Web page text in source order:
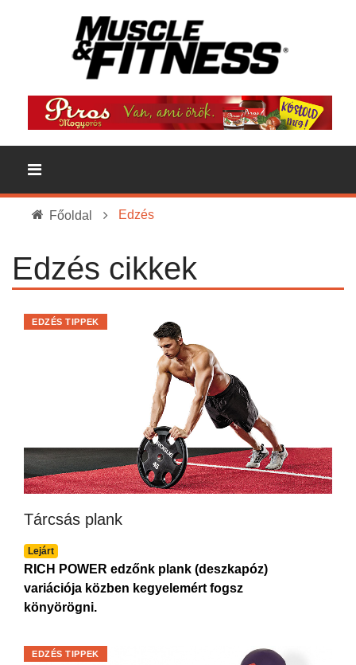
Főoldal Edzés
Edzés cikkek
Tárcsás plank
Lejárt
EDZÉS TIPPEK
RICH POWER edzőnk plank (deszkapóz)
variációja közben kegyelemért fogsz
könyörögni.
EDZÉS TIPPEK